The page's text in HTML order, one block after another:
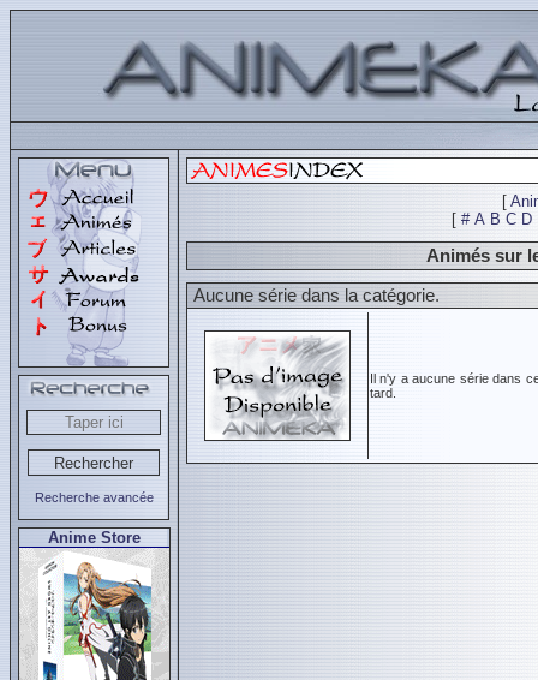
Recherche avancée
Anime Store
[
[ # A B C D
Animés sur
Aucune série dans la catégorie.
Il n'y a aucune série dans
tard.